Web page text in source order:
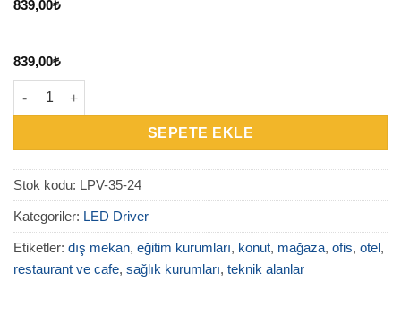
839,00₺
839,00₺
LPV-35-24 - 35W 24V 1.50A Dış Mekan Driver adet
SEPETE EKLE
Stok kodu: LPV-35-24
Kategoriler: LED Driver
Etiketler: dış mekan, eğitim kurumları, konut, mağaza, ofis, otel,
restaurant ve cafe, sağlık kurumları, teknik alanlar